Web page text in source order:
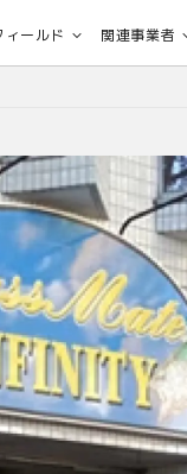
ィールド 関連事業者